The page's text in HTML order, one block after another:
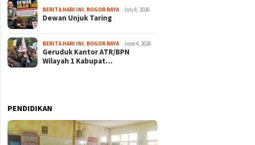
BERITA HARI INI BOGOR RAYA July 8, 2026
Dewan Unjuk Taring
BERITA HARI INI BOGOR RAYA June 4, 2026
Geruduk Kantor ATR/BPN
Wilayah 1 Kabupat…
PENDIDIKAN